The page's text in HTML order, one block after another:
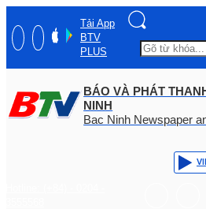
Tải App
BTV
PLUS
BÁO VÀ PHÁT
NINH
Bac Ninh Newspaper